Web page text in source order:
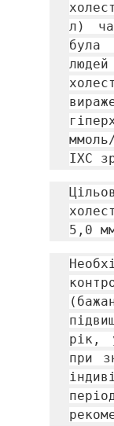
л)
була
ІХС
5,0
рік,
при